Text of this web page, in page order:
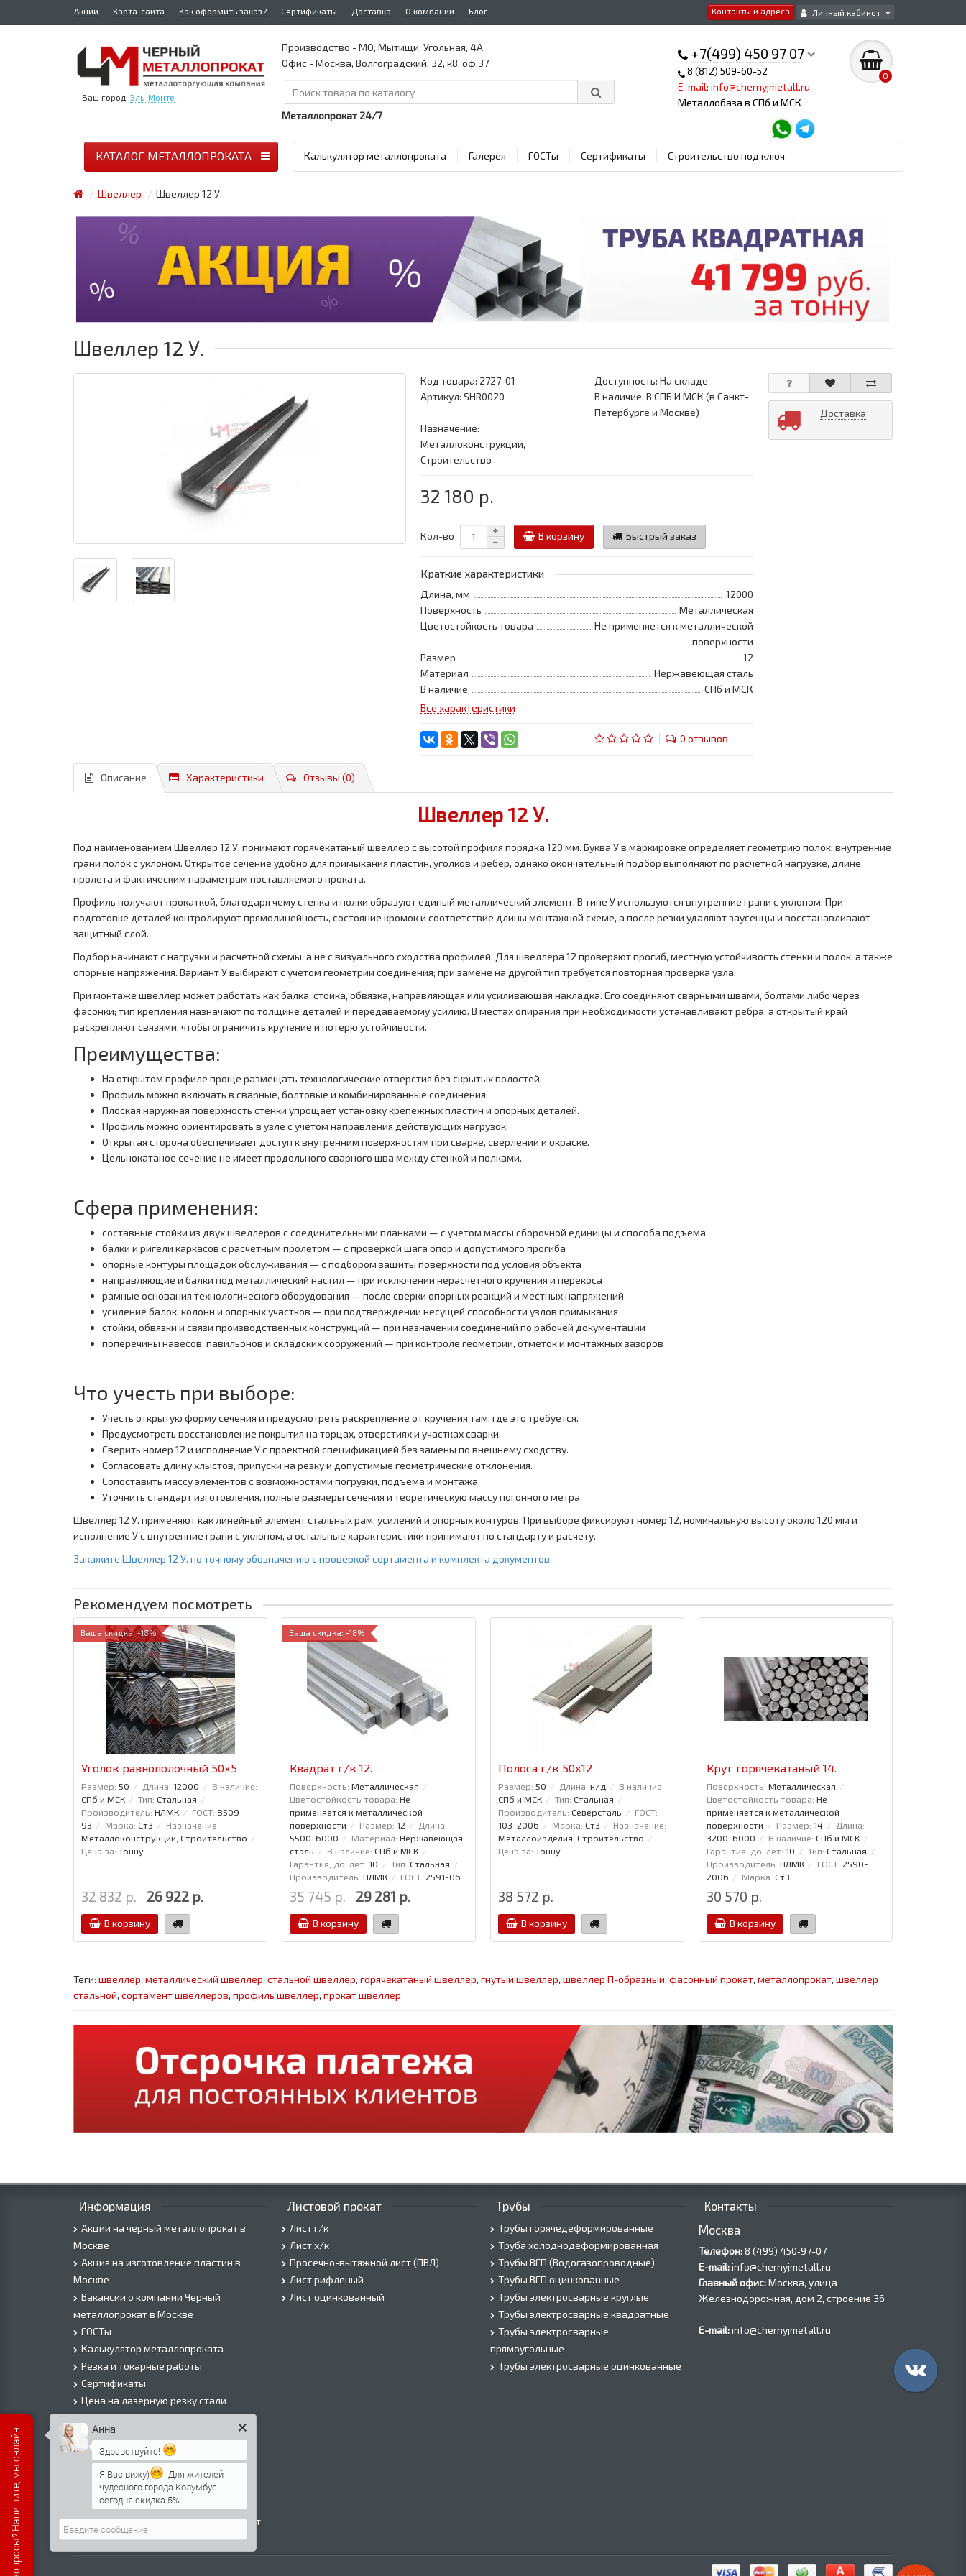
Контакты и адреса Личный кабинет
Акции Карта-сайта Как оформить заказ? Сертификаты Доставка О компании Блог
Ваш город: Эль-Монте
+7(499) 450 97 07
8 (812) 509-60-52
E-mail: info@chernyjmetall.ru
Металлобаза в СПб и МСК
0
Производство - МО, Мытищи, Угольная, 4А
Офис - Москва, Волгоградский, 32, к8, оф.37
Металлопрокат 24/7
Калькулятор металлопроката Галерея ГОСТы Сертификаты Строительство под ключ
КАТАЛОГ МЕТАЛЛОПРОКАТА
Швеллер Швеллер 12 У.
Швеллер 12 У.
Код товара: 2727-01
Доступность: На складе
Артикул: SHR0020
В наличие: В СПБ И МСК (в Санкт-
Петербурге и Москве)
Назначение:
Металлоконструкции,
Строительство
32 180 р.
Кол-во В корзину Быстрый заказ
Краткие характеристики
Длина, мм
12000
Поверхность
Металлическая
Цветостойкость товара
Не применяется к металлической
поверхности
Размер
12
Материал
Нержавеющая сталь
В наличие
СПб и МСК
Все характеристики
0 отзывов
Доставка
Описание Характеристики Отзывы (0)
Швеллер 12 У.
Под наименованием Швеллер 12 У. понимают горячекатаный швеллер с высотой профиля порядка 120 мм. Буква У в маркировке определяет геометрию полок: внутренние
грани полок с уклоном. Открытое сечение удобно для примыкания пластин, уголков и ребер, однако окончательный подбор выполняют по расчетной нагрузке, длине
пролета и фактическим параметрам поставляемого проката.
Профиль получают прокаткой, благодаря чему стенка и полки образуют единый металлический элемент. В типе У используются внутренние грани с уклоном. При
подготовке деталей контролируют прямолинейность, состояние кромок и соответствие длины монтажной схеме, а после резки удаляют заусенцы и восстанавливают
защитный слой.
Подбор начинают с нагрузки и расчетной схемы, а не с визуального сходства профилей. Для швеллера 12 проверяют прогиб, местную устойчивость стенки и полок, а также
опорные напряжения. Вариант У выбирают с учетом геометрии соединения; при замене на другой тип требуется повторная проверка узла.
При монтаже швеллер может работать как балка, стойка, обвязка, направляющая или усиливающая накладка. Его соединяют сварными швами, болтами либо через
фасонки; тип крепления назначают по толщине деталей и передаваемому усилию. В местах опирания при необходимости устанавливают ребра, а открытый край
раскрепляют связями, чтобы ограничить кручение и потерю устойчивости.
Преимущества:
На открытом профиле проще размещать технологические отверстия без скрытых полостей.
Профиль можно включать в сварные, болтовые и комбинированные соединения.
Плоская наружная поверхность стенки упрощает установку крепежных пластин и опорных деталей.
Профиль можно ориентировать в узле с учетом направления действующих нагрузок.
Открытая сторона обеспечивает доступ к внутренним поверхностям при сварке, сверлении и окраске.
Цельнокатаное сечение не имеет продольного сварного шва между стенкой и полками.
Сфера применения:
составные стойки из двух швеллеров с соединительными планками — с учетом массы сборочной единицы и способа подъема
балки и ригели каркасов с расчетным пролетом — с проверкой шага опор и допустимого прогиба
опорные контуры площадок обслуживания — с подбором защиты поверхности под условия объекта
направляющие и балки под металлический настил — при исключении нерасчетного кручения и перекоса
рамные основания технологического оборудования — после сверки опорных реакций и местных напряжений
усиление балок, колонн и опорных участков — при подтверждении несущей способности узлов примыкания
стойки, обвязки и связи производственных конструкций — при назначении соединений по рабочей документации
поперечины навесов, павильонов и складских сооружений — при контроле геометрии, отметок и монтажных зазоров
Что учесть при выборе:
Учесть открытую форму сечения и предусмотреть раскрепление от кручения там, где это требуется.
Предусмотреть восстановление покрытия на торцах, отверстиях и участках сварки.
Сверить номер 12 и исполнение У с проектной спецификацией без замены по внешнему сходству.
Согласовать длину хлыстов, припуски на резку и допустимые геометрические отклонения.
Сопоставить массу элементов с возможностями погрузки, подъема и монтажа.
Уточнить стандарт изготовления, полные размеры сечения и теоретическую массу погонного метра.
Швеллер 12 У. применяют как линейный элемент стальных рам, усилений и опорных контуров. При выборе фиксируют номер 12, номинальную высоту около 120 мм и
исполнение У с внутренние грани с уклоном, а остальные характеристики принимают по стандарту и расчету.
Закажите Швеллер 12 У. по точному обозначению с проверкой сортамента и комплекта документов.
Рекомендуем посмотреть
Ваша скидка: -18%
Уголок равнополочный 50x5
Размер: 50 Длина: 12000
В наличие:
СПб и МСК
Тип: Стальная
Производитель: НЛМК ГОСТ: 8509-
93
Марка: Ст3
Назначение:
Металлоконструкции, Строительство
Цена за: Тонну
32 832 р. 26 922 р.
В корзину
Ваша скидка: -18%
Квадрат г/к 12.
Поверхность: Металлическая
Цветостойкость товара: Не
применяется к металлической
поверхности
Размер: 12
Длина:
5500-6000
Материал: Нержавеющая
сталь
В наличие: СПб и МСК
Гарантия, до, лет: 10 Тип: Стальная
Производитель: НЛМК ГОСТ: 2591-06
35 745 р. 29 281 р.
В корзину
Полоса г/к 50x12
Размер: 50 Длина: н/д
В наличие:
СПб и МСК
Тип: Стальная
Производитель: Северсталь
ГОСТ:
103-2006
Марка: Ст3
Назначение:
Металлоизделия, Строительство
Цена за: Тонну
38 572 р.
В корзину
Круг горячекатаный 14.
Поверхность: Металлическая
Цветостойкость товара: Не
применяется к металлической
поверхности
Размер: 14
Длина:
3200-6000
В наличие: СПб и МСК
Гарантия, до, лет: 10 Тип: Стальная
Производитель: НЛМК ГОСТ: 2590-
2006
Марка: Ст3
30 570 р.
В корзину
Теги: швеллер, металлический швеллер, стальной швеллер, горячекатаный швеллер, гнутый швеллер, швеллер П-образный, фасонный прокат, металлопрокат, швеллер
стальной, сортамент швеллеров, профиль швеллер, прокат швеллер
Информация
Акции на черный металлопрокат в
Москве
Акция на изготовление пластин в
Москве
Вакансии о компании Черный
металлопрокат в Москве
ГОСТы
Калькулятор металлопроката
Резка и токарные работы
Сертификаты
Цена на лазерную резку стали
Цена на плазменую резку стали
Цена на резку газом или болгаркой
О Компании
Информация о доставке
Политика безопасности
Контакты
Прайс лист на черный металлопрокат
в Москве
Листовой прокат
Лист г/к
Лист х/к
Просечно-вытяжной лист (ПВЛ)
Лист рифленый
Лист оцинкованный
Трубы
Трубы горячедеформированные
Труба холоднодеформированная
Трубы ВГП (Водогазопроводные)
Трубы ВГП оцинкованные
Трубы электросварные круглые
Трубы электросварные квадратные
Трубы электросварные
прямоугольные
Трубы электросварные оцинкованные
Контакты
Москва
Телефон:8 (499) 450‑97-07
E-mail:info@chernyjmetall.ru
Главный офис:Москва, улица
Железнодорожная, дом 2, строение 36
E-mail:info@chernyjmetall.ru
Есть вопросы? Напишите, мы онлайн Анна
Здравствуйте!
Я Вас вижу)
. Для жителей
чудесного города Колумбус
сегодня скидка 5%